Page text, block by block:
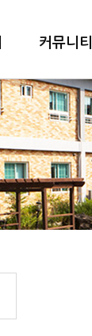
커뮤니티